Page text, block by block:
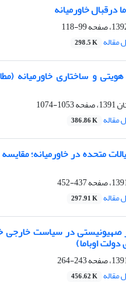
درقبال خاورمیانه
99-118
مقاله 298.5 K
و ساختاری خاورمیانه
1053-1074
مقاله 386.86 K
متحده در خاورمیانه؛
437-452
مقاله 297.91 K
در سیاست ‏خارجی
اوباما)‏
243-264
مقاله 456.62 K